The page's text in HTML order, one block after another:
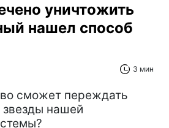
уничтожить
нашел способ
3 мин
сможет переждать
звезды нашей